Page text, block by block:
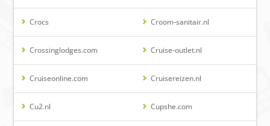
Crocs Croom-sanitair.nl
Crossinglodges.com Cruise-outlet.nl
Cruiseonline.com Cruisereizen.nl
Cu2.nl Cupshe.com